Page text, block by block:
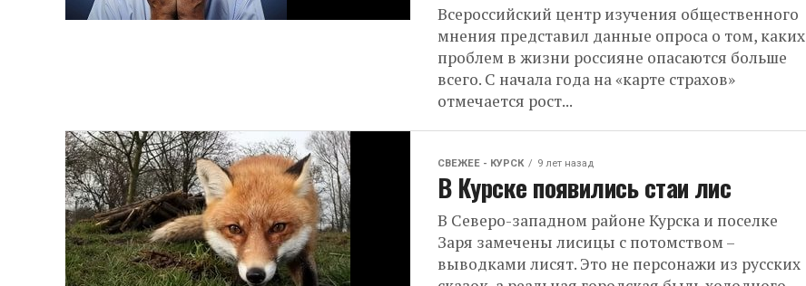
Всероссийский центр изучения общественного
мнения представил данные опроса о том, каких
проблем в жизни россияне опасаются больше
всего. С начала года на «карте страхов»
отмечается рост...
СВЕЖЕЕ - КУРСК 9 лет назад
В Курске появились стаи лис
В Северо-западном районе Курска и поселке
Заря замечены лисицы с потомством –
выводками лисят. Это не персонажи из русских